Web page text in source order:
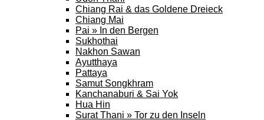
Chiang Rai & das Goldene Dreieck
Chiang Mai
Pai » In den Bergen
Sukhothai
Nakhon Sawan
Ayutthaya
Pattaya
Samut Songkhram
Kanchanaburi & Sai Yok
Hua Hin
Surat Thani » Tor zu den Inseln